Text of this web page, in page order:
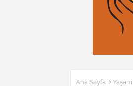
Ana Sayfa Yaşam